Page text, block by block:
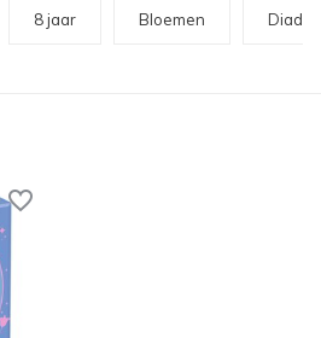
8 jaar Bloemen